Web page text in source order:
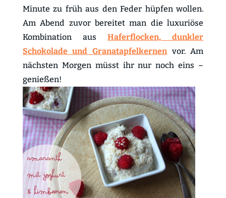
Minute zu früh aus den Feder hüpfen wollen.
Am Abend zuvor bereitet man die luxuriöse
Kombination ausHaferflocken, dunkler
Schokolade und Granatapfelkernenvor. Am
nächsten Morgen müsst ihr nur noch eins –
genießen!